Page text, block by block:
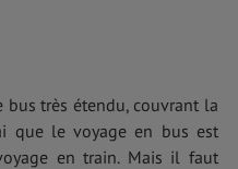
bus très étendu, couvrant la
que le voyage en bus est
en train. Mais il faut